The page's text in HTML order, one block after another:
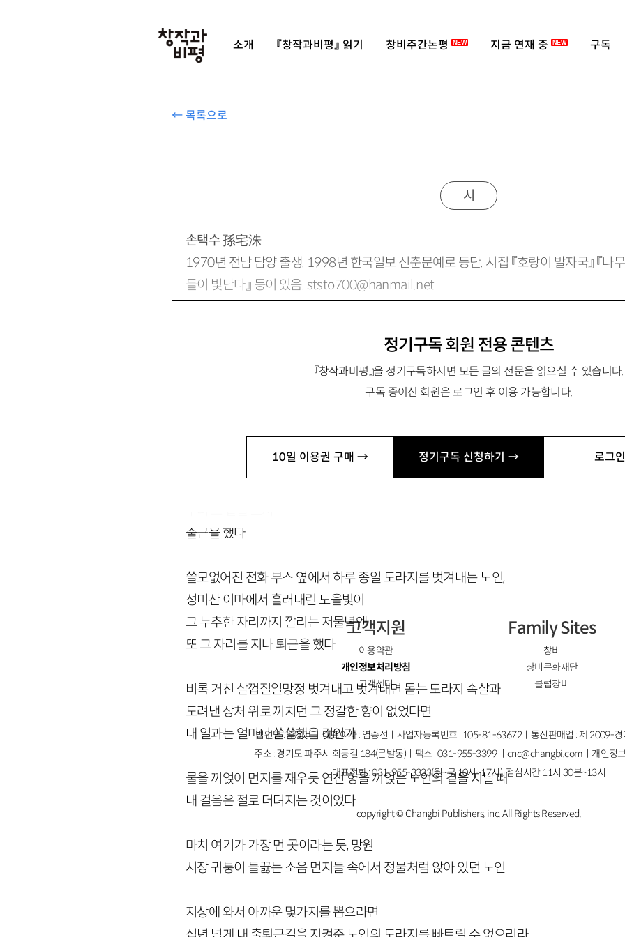
소개 『창작과비평』 읽기 창비주간논평 NEW 지금 연재 중 NEW 구독
← 목록으로
정기구독 회원 전용 콘텐츠
『창작과비평』을 정기구독하시면 모든 글의 전문을 읽으실 수 있습니다.
구독 중이신 회원은 로그인 후 이용 가능합니다.
10일 이용권 구매 → 정기구독 신청하기 → 로그
시
손택수孫宅洙
1970년 전남 담양 출생. 1998년 한국일보 신춘문예로 등단. 시집 『호랑이 발자국』 『나
들이 빛난다』 등이 있음. ststo700@hanmail .net
나의 망원(望遠)
막 퍼올린 찬물 빛이다
부러 그 곁을 스쳐
출근을 했다
쓸모없어진 전화 부스 옆에서 하루 종일 도라지를 벗겨내는 노인,
성미산 이마에서 흘러내린 노을빛이
그 누추한 자리까지 깔리는 저물녘엔
또 그 자리를 지나 퇴근을 했다
비록 거친 살껍질일망정 벗겨내고 벗겨내면 돋는 도라지 속살과
도려낸 상처 위로 끼치던 그 정갈한 향이 없었다면
내 일과는 얼마나 쓸쓸했을 것인가
물을 끼얹어 먼지를 재우듯 연신 향을 끼얹는 노인의 곁을 지날 때
내 걸음은 절로 더뎌지는 것이었다
마치 여기가 가장 먼 곳이라는 듯, 망원
시장 귀퉁이 들끓는 소음 먼지들 속에서 정물처럼 앉아 있던 노인
지상에 와서 아까운 몇가지를 뽑으라면
고객지원
이용약관
개인정보처리방침
고객센터
Family Sites
창비
창비문화재단
클럽창비
법인명 : ㈜창비ㅣ대표이사 : 염종선ㅣ사업자등록번호 : 105-81-63672ㅣ통신판매업 : 제 2009-
주소 : 경기도 파주시 회동길 184(문발동)ㅣ팩스 : 031-955-3399 ㅣcnc@changbi.com ㅣ개인정
대표전화 : 031-955-3333(월~금 10시~17시), 점심시간 11시 30분~13시
copyright © Changbi Publishers, inc. All Rights Reserved.